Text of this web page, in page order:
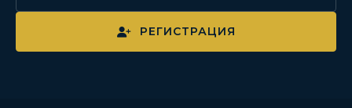
РЕГИСТРАЦИЯ